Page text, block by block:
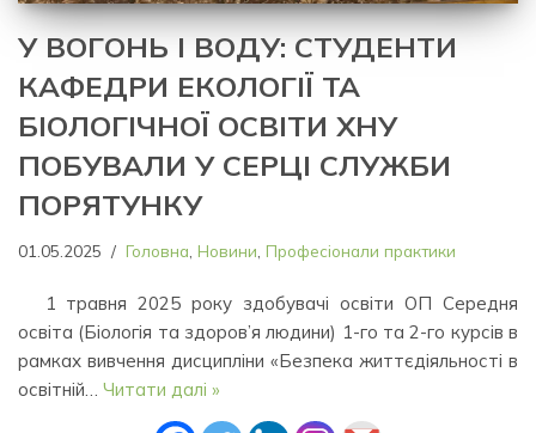
У ВОГОНЬ І ВОДУ: СТУДЕНТИ
КАФЕДРИ ЕКОЛОГІЇ ТА
БІОЛОГІЧНОЇ ОСВІТИ ХНУ
ПОБУВАЛИ У СЕРЦІ СЛУЖБИ
ПОРЯТУНКУ
01.05.2025 Головна Новини Професіонали практики
1 травня 2025 року здобувачі освіти ОП Середня
освіта (Біологія та здоров’я людини) 1-го та 2-го курсів в
рамках вивчення дисципліни «Безпека життєдіяльності в
освітній… Читати далі »